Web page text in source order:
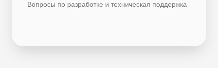
Вопросы по разработке и техническая поддержка